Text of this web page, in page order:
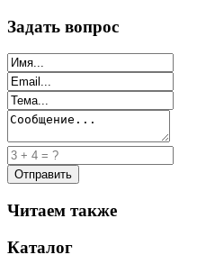
Задать вопрос
Читаем также
Каталог